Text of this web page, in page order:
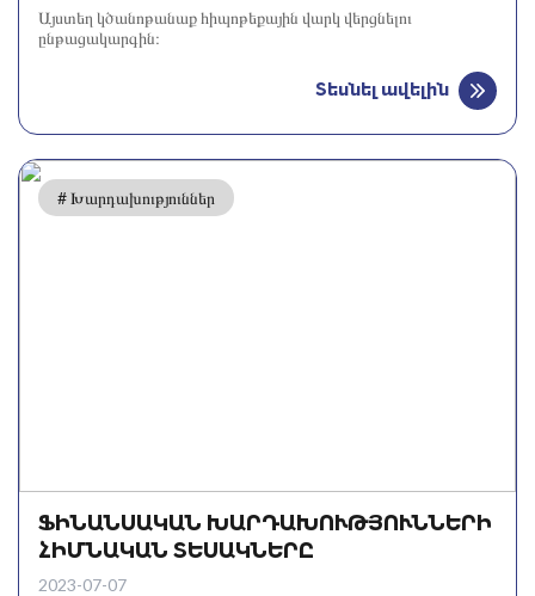
Այստեղ կծանոթանաք հիպոթեքային վարկ վերցնելու
ընթացակարգին։
Տեսնել ավելին
# Խարդախություններ
ՖԻՆԱՆՍԱԿԱՆ ԽԱՐԴԱԽՈՒԹՅՈՒՆՆԵՐԻ
ՀԻՄՆԱԿԱՆ ՏԵՍԱԿՆԵՐԸ
2023-07-07